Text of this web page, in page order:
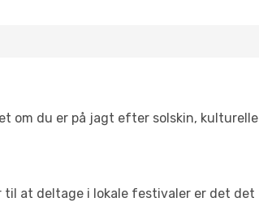
om du er på jagt efter solskin, kulturelle
at deltage i lokale festivaler er det det